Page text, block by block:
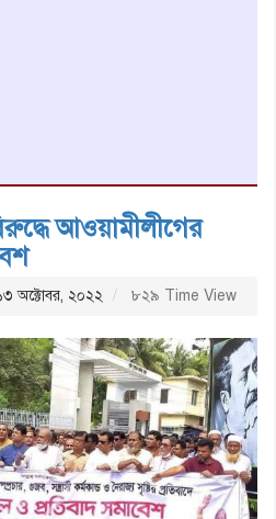
আওয়ামীলীগের
অক্টোবর, ২০২২ ৮২৯ Time View